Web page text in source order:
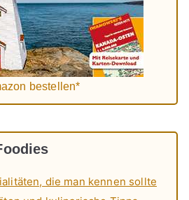
bestellen*
die man kennen sollte